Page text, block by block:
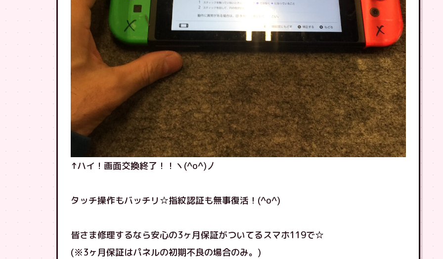
↑ハイ！画面交換終了！！ヽ(^o^)丿
タッチ操作もバッチリ☆指紋認証も無事復活！(^o^)
皆さま修理するなら安心の3ヶ月保証がついてるスマホ119で☆
(※3ヶ月保証はパネルの初期不良の場合のみ。)